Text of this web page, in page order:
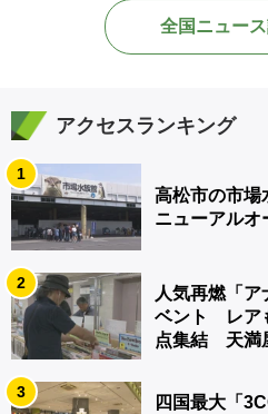
全国ニュー
アクセスランキング
1
高松市の市
ニューアルオ
2
人気再燃「
ベント レア
点集結 天満
3
四国最大「